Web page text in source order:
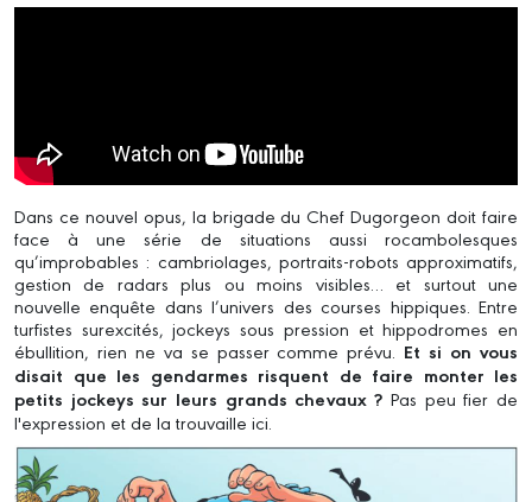
Dans ce nouvel opus, la brigade du Chef Dugorgeon doit faire
face à une série de situations aussi rocambolesques
qu’improbables : cambriolages, portraits-robots approximatifs,
gestion de radars plus ou moins visibles… et surtout une
nouvelle enquête dans l’univers des courses hippiques. Entre
turfistes surexcités, jockeys sous pression et hippodromes en
ébullition, rien ne va se passer comme prévu. Et si on vous
disait que les gendarmes risquent de faire monter les
petits jockeys sur leurs grands chevaux ? Pas peu fier de
l'expression et de la trouvaille ici.